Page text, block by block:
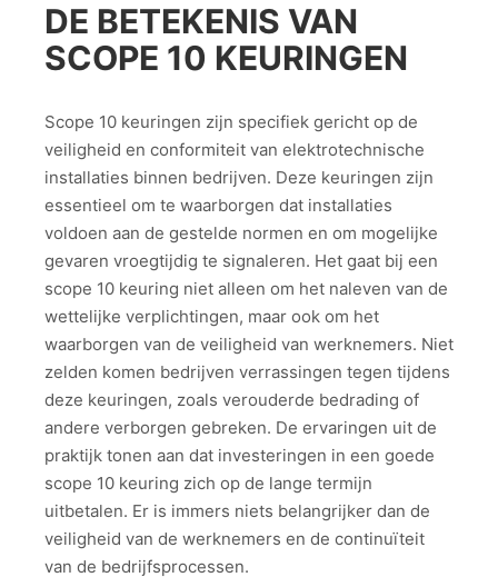
DE BETEKENIS VAN
SCOPE 10 KEURINGEN
Scope 10 keuringen zijn specifiek gericht op de
veiligheid en conformiteit van elektrotechnische
installaties binnen bedrijven. Deze keuringen zijn
essentieel om te waarborgen dat installaties
voldoen aan de gestelde normen en om mogelijke
gevaren vroegtijdig te signaleren. Het gaat bij een
scope 10 keuring niet alleen om het naleven van de
wettelijke verplichtingen, maar ook om het
waarborgen van de veiligheid van werknemers. Niet
zelden komen bedrijven verrassingen tegen tijdens
deze keuringen, zoals verouderde bedrading of
andere verborgen gebreken. De ervaringen uit de
praktijk tonen aan dat investeringen in een goede
scope 10 keuring zich op de lange termijn
uitbetalen. Er is immers niets belangrijker dan de
veiligheid van de werknemers en de continuïteit
van de bedrijfsprocessen.